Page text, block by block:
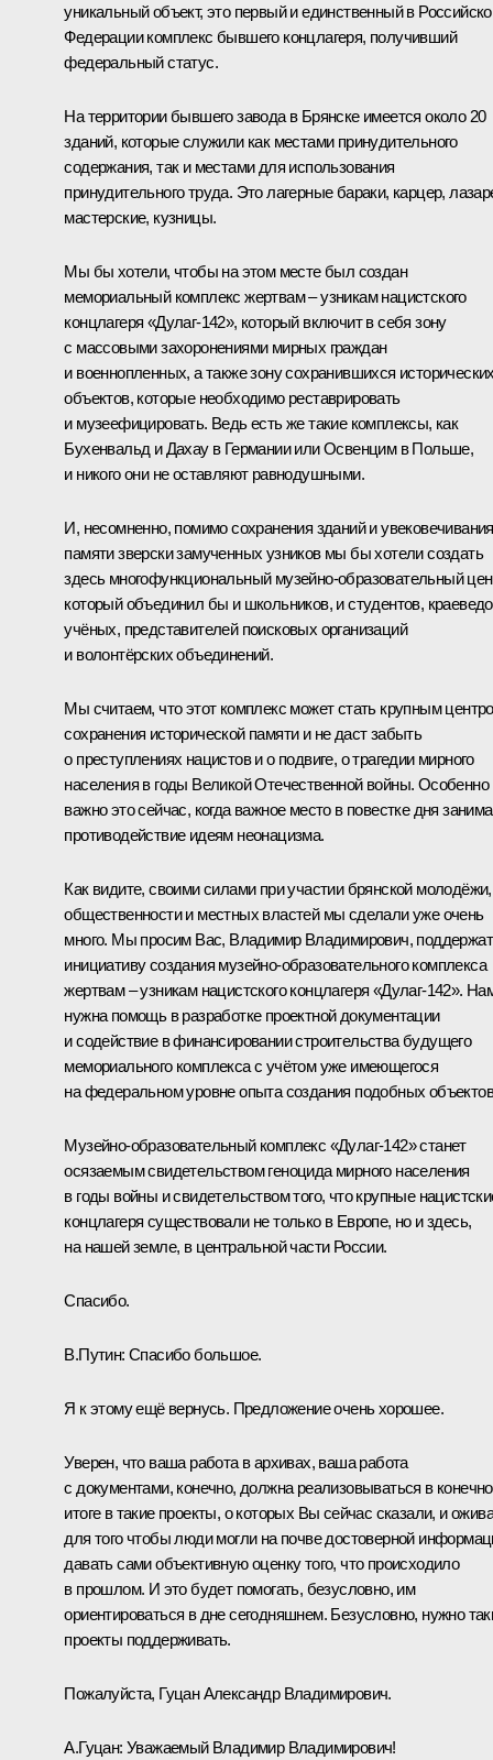
уникальный объект, это первый и единственный в
Федерации комплекс бывшего концлагеря, получивший
федеральный статус.
На территории бывшего завода в Брянске имеется около 20
зданий, которые служили как местами принудительного
содержания, так и местами для использования
принудительного труда. Это лагерные бараки, карцер,
мастерские, кузницы.
Мы бы хотели, чтобы на этом месте был создан
мемориальный комплекс жертвам – узникам нацистского
концлагеря «Дулаг-142», который включит в себя зону
с массовыми захоронениями мирных граждан
и военнопленных, а также зону сохранившихся
объектов, которые необходимо реставрировать
и музеефицировать. Ведь есть же такие комплексы, как
Бухенвальд и Дахау в Германии или Освенцим в Польше,
и никого они не оставляют равнодушными.
И, несомненно, помимо сохранения зданий и увековечивания
памяти зверски замученных узников мы бы хотели создать
здесь многофункциональный музейно-образовательный
который объединил бы и школьников, и студентов,
учёных, представителей поисковых организаций
и волонтёрских объединений.
Мы считаем, что этот комплекс может стать крупным
сохранения исторической памяти и не даст забыть
о преступлениях нацистов и о подвиге, о трагедии мирного
населения в годы Великой Отечественной войны. Особенно
важно это сейчас, когда важное место в повестке дня
противодействие идеям неонацизма.
Как видите, своими силами при участии брянской молодёжи,
общественности и местных властей мы сделали уже очень
много. Мы просим Вас, Владимир Владимирович,
инициативу создания музейно-образовательного комплекса
жертвам – узникам нацистского концлагеря «Дулаг-142».
нужна помощь в разработке проектной документации
и содействие в финансировании строительства будущего
мемориального комплекса с учётом уже имеющегося
на федеральном уровне опыта создания подобных
Музейно-образовательный комплекс «Дулаг-142» станет
осязаемым свидетельством геноцида мирного населения
в годы войны и свидетельством того, что крупные
концлагеря существовали не только в Европе, но и здесь,
на нашей земле, в центральной части России.
Спасибо.
В.Путин: Спасибо большое.
Я к этому ещё вернусь. Предложение очень хорошее.
Уверен, что ваша работа в архивах, ваша работа
с документами, конечно, должна реализовываться в
итоге в такие проекты, о которых Вы сейчас сказали, и
для того чтобы люди могли на почве достоверной
давать сами объективную оценку того, что происходило
в прошлом. И это будет помогать, безусловно, им
ориентироваться в дне сегодняшнем. Безусловно, нужно
проекты поддерживать.
Пожалуйста, Гуцан Александр Владимирович.
А.Гуцан: Уважаемый Владимир Владимирович!